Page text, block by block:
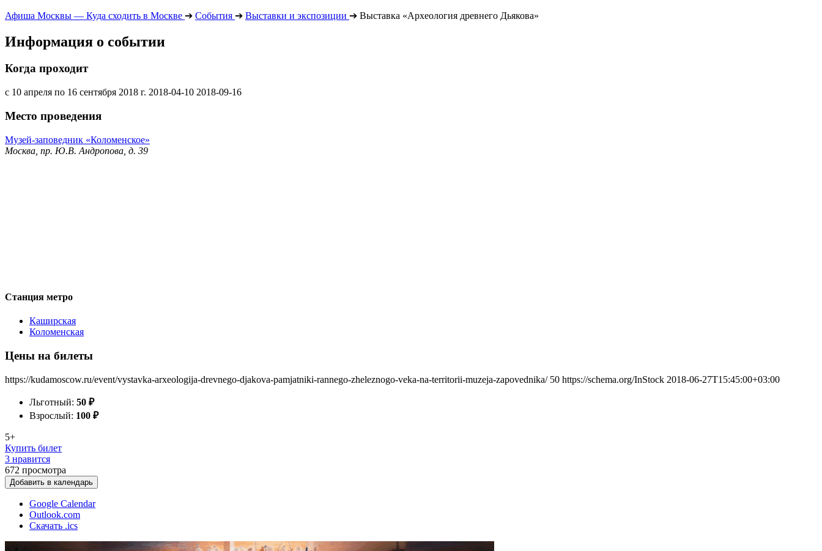
Афиша Москвы — Куда сходить в Москве ➔ События ➔ Выставки и экспозиции ➔ Выставка «Археология древнего Дьякова»
Информация о событии
Когда проходит
с 10 апреля по 16 сентября 2018 г. 2018-04-10 2018-09-16
Место проведения
Музей-заповедник «Коломенское»
Москва, пр. Ю.В. Андропова, д. 39
Станция метро
Каширская
Коломенская
Цены на билеты
https://kudamoscow.ru/event/vystavka-arxeologija-drevnego-djakova-pamjatniki-rannego-zheleznogo-veka-na-territorii-muzeja-zapovednika/ 50 https://schema.org/InStock 2018-06-27T15:45:00+03:00
Льготный: 50 ₽
Взрослый: 100 ₽
5+
Купить билет
3 нравится
672 просмотра
Добавить в календарь
Google Calendar
Outlook.com
Скачать .ics